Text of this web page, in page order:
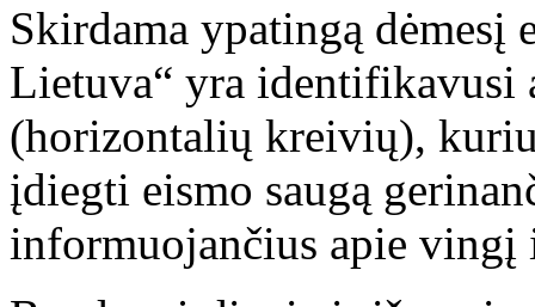
Skirdama ypatingą dėmesį
Lietuva“ yra identifikavusi
(horizontalių kreivių),
įdiegti eismo saugą
informuojančius apie